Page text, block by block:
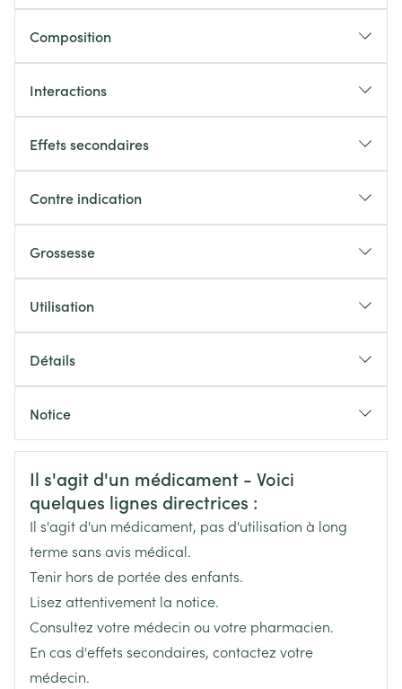
Composition
Interactions
Effets secondaires
Contre indication
Grossesse
Utilisation
prise de Selincro, il devra prendre un comprimé dès
que possible
Dose maximale: 1 comprimé par jour
De préférence 1 à 2 heures avant le moment où le
patient anticipe une consommation d'alcool
Peut être pris pendant ou en dehors des repas
Détails
Fabricants Lundbeck
Marques Lundbeck
Largeur 50 mm
Longueur 110 mm
Profondeur 25 mm
Notice
Français
Français
Allemand
Allemand
Néerlandais Néerlandais
Informations sur la sécurité
Il s'agit d'un médicament - Voici
quelques lignes directrices :
Il s'agit d'un médicament, pas d'utilisation à long
terme sans avis médical.
Tenir hors de portée des enfants.
Lisez attentivement la notice.
Consultez votre médecin ou votre pharmacien.
En cas d'effets secondaires, contactez votre
médecin.